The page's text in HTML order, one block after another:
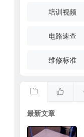
培训视频
电路速查
维修标准
最新文章